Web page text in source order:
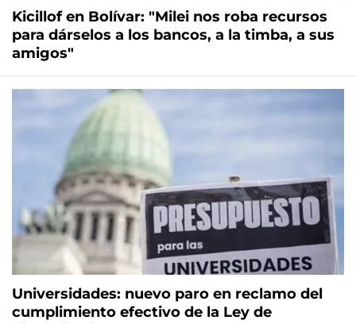
Kicillof en Bolívar: "Milei nos roba recursos
para dárselos a los bancos, a la timba, a sus
amigos"
Universidades: nuevo paro en reclamo del
cumplimiento efectivo de la Ley de